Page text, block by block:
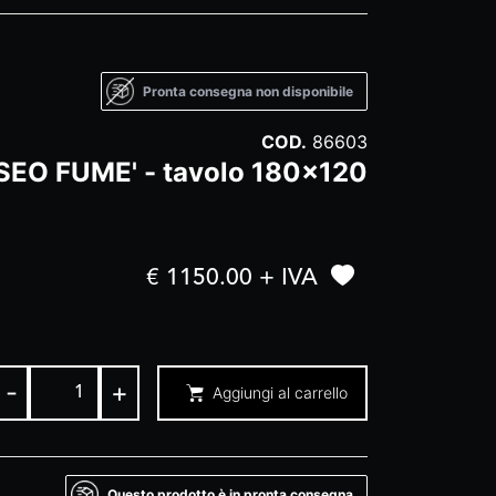
Pronta consegna non disponibile
COD. 86603
FUME' - tavolo 180x120
€ 1150.00 + IVA
- + Aggiungi al carrello